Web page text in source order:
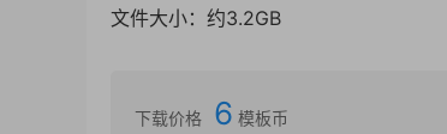
文件大小：约3.2GB
下载价格 6 模板币